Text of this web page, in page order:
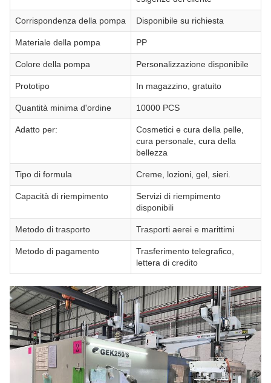
Corrispondenza della pompa Disponibile su richiesta
Materiale della pompa PP
Colore della pompa Personalizzazione disponibile
Prototipo In magazzino, gratuito
Quantità minima d'ordine 10000 PCS
Adatto per:
Cosmetici e cura della pelle,
cura personale, cura della
bellezza
Tipo di formula Creme, lozioni, gel, sieri.
Capacità di riempimento
Servizi di riempimento
disponibili
Metodo di trasporto Trasporti aerei e marittimi
Metodo di pagamento
Trasferimento telegrafico,
lettera di credito